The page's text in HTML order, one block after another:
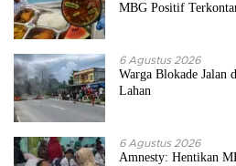
MBG Positif
6 Agustus 2026
Warga Blokade Jalan
Lahan
6 Agustus 2026
Amnesty: Hentikan